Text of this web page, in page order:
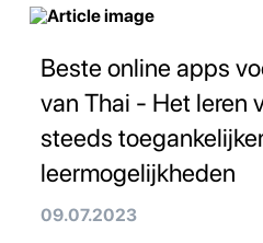
Beste online apps
van Thai - Het leren
steeds
leermogelijkheden
09.07.2023